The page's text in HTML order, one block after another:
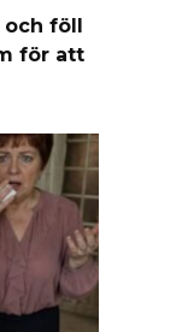
och föll
för att